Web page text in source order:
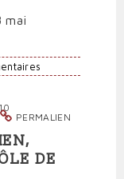
mai
PERMALIEN
DE